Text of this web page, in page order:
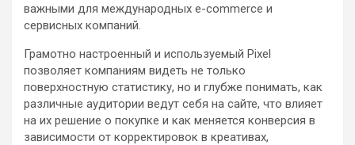
важными для международных e-commerce и
сервисных компаний.
Грамотно настроенный и используемый Pixel
позволяет компаниям видеть не только
поверхностную статистику, но и глубже понимать, как
различные аудитории ведут себя на сайте, что влияет
на их решение о покупке и как меняется конверсия в
зависимости от корректировок в креативах,